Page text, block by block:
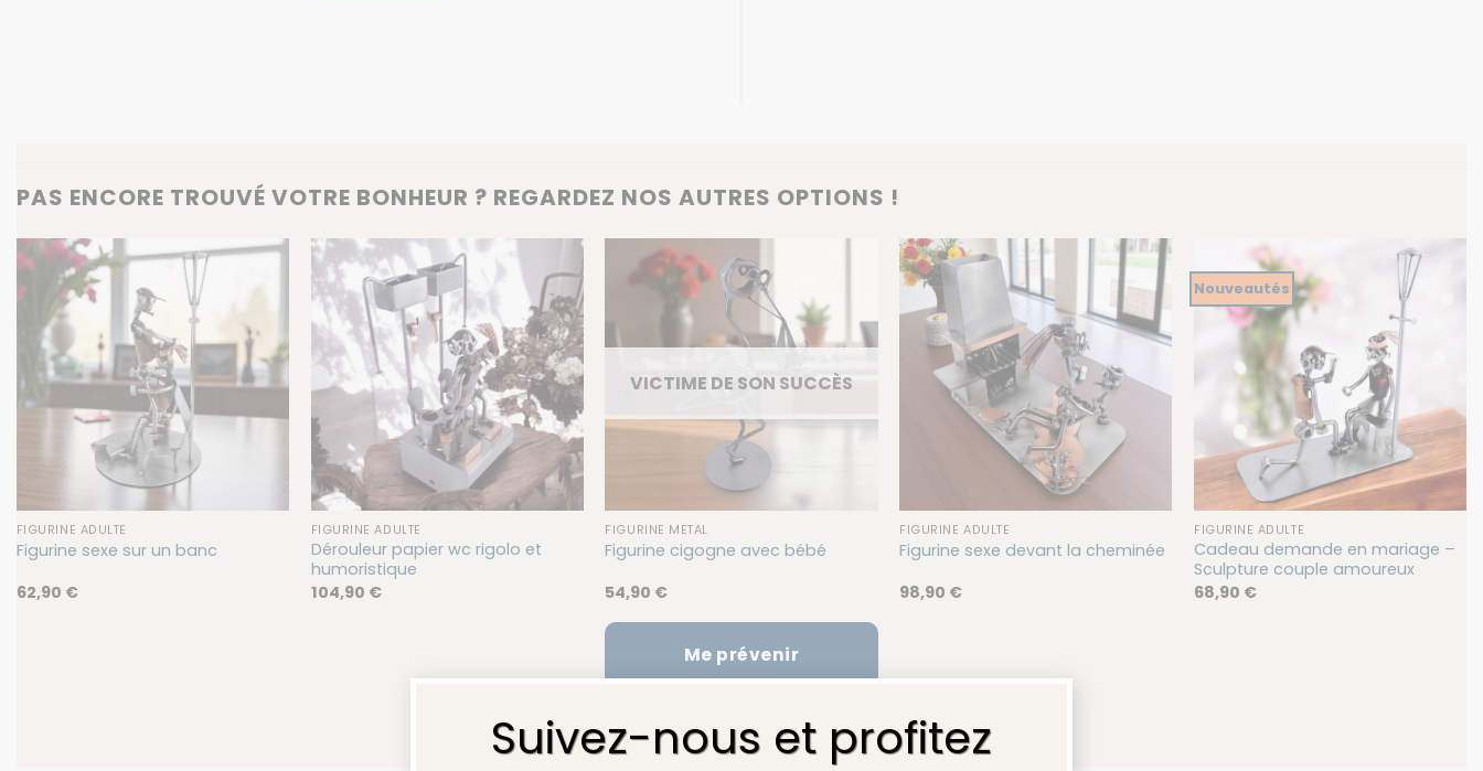
Suivez-nous et profitez
PAS ENCORE TROUVÉ VOTRE BONHEUR ? REGARDEZ NOS AUTRES OPTIONS !
FIGURINE ADULTE
Figurine sexe sur un banc
62,90 €
FIGURINE ADULTE
Dérouleur papier wc rigolo et
humoristique
104,90 €
VICTIME DE SON SUCCÈS
FIGURINE MÉTAL
Figurine cigogne avec bébé
54,90 €
Me prévenir
FIGURINE ADULTE
Figurine sexe devant la cheminée
98,90 €
Nouveautés
FIGURINE ADULTE
Cadeau demande en mariage –
Sculpture couple amoureux
68,90 €